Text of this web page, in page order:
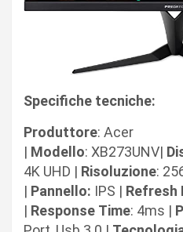
Specifiche tecniche:
Produttore: Acer
| Modello: XB273UNV|
4K UHD | Risoluzione:
| Pannello: IPS | Refresh
| Response Time: 4ms |